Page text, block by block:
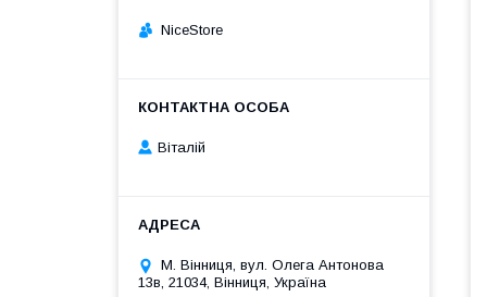
NiceStore
Віталій
М. Вінниця, вул. Олега Антонова
13в, 21034, Вінниця, Україна